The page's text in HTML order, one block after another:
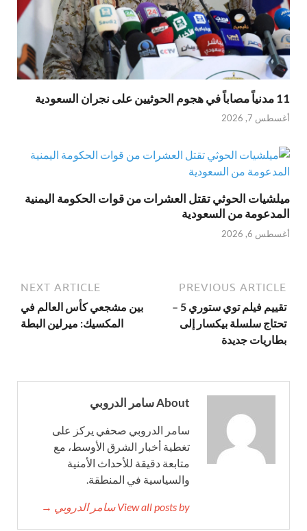
11 مدنياً مصاباً في هجوم الحوثيين على نجران السعودية
أغسطس 7, 2026
ميلشيات الحوثي تقتل العشرات من قوات الحكومة اليمنية
المدعومة من السعودية
أغسطس 6, 2026
PREVIOUS ARTICLE
تقييم فيلم توي ستوري 5 –
تحتاج سلسلة بيكسار إلى
بطاريات جديدة
NEXT ARTICLE
بين مشجعي كأس العالم في
المكسيك: ميرلين البطة
About سامر الدروبي
سامر الدروبي صحفي يركز على
تغطية أخبار الشرق الأوسط، مع
متابعة دقيقة للأحداث الأمنية
والسياسية في المنطقة.
View all posts by سامر الدروبي →